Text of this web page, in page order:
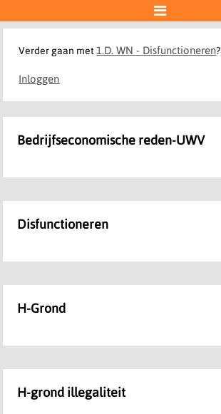

Verder gaan met1.D. WN - Disfunctioneren?
Inloggen
Bedrijfseconomische reden-UWV
Disfunctioneren
H-Grond
H-grond illegaliteit